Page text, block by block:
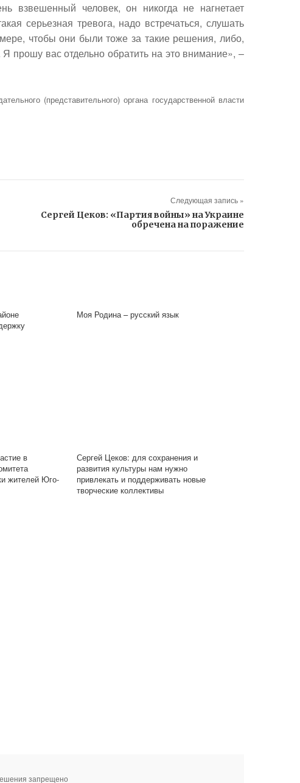
взвешенный человек, он никогда не нагнетает
серьезная тревога, надо встречаться, слушать
чтобы они были тоже за такие решения, либо,
прошу вас отдельно обратить на это внимание», –
(представительного) органа государственной власти
Следующая запись »
Cергей Цеков: «Партия войны» на Украине
обречена на поражение
Моя Родина – русский язык
в
жителей Юго-
Сергей Цеков: для сохранения и
развития культуры нам нужно
привлекать и поддерживать новые
творческие коллективы
запрещено